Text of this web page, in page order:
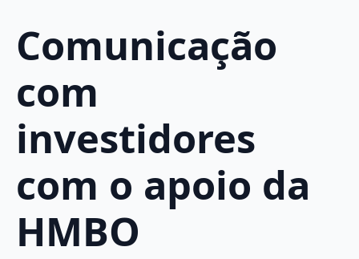
Comunicação
com
investidores
com o apoio da
HMBO